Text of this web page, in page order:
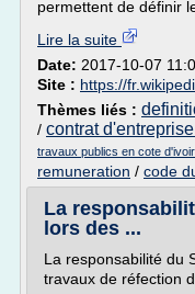
permettent de définir
Lire la suite
Date: 2017-10-07
Site : https://
Thèmes liés :
/ contrat
travaux publics en cote
remuneration / code
La
lors des ...
La responsabilité du
travaux de réfection